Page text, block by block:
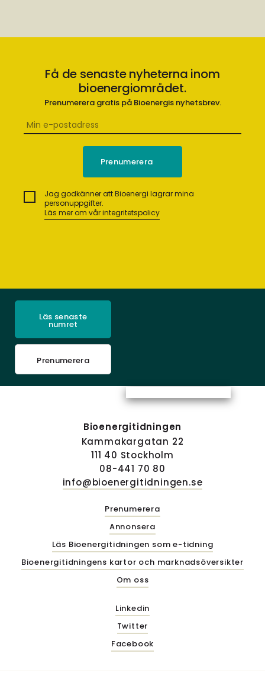
Få de senaste nyheterna inom
bioenergiområdet.
Prenumerera gratis på Bioenergis nyhetsbrev.
Jag godkänner att Bioenergi lagrar mina
personuppgifter.
Läs mer om vår integritetspolicy
Läs senaste
numret
Prenumerera
Bioenergitidningen
Kammakargatan 22
111 40 Stockholm
08-441 70 80
info@bioenergitidningen.se
Prenumerera
Annonsera
Läs Bioenergitidningen som e-tidning
Bioenergitidningens kartor och marknadsöversikter
Om oss
Linkedin
Twitter
Facebook